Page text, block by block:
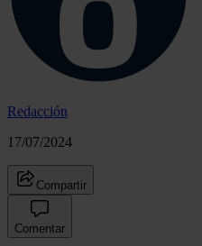
Redacción
17/07/2024
Compartir
Comentar